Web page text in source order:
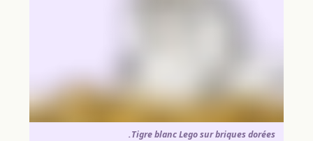
Tigre blanc Lego sur briques dorées.